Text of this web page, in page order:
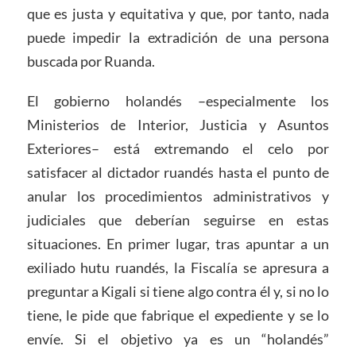
que es justa y equitativa y que, por tanto, nada
puede impedir la extradición de una persona
buscada por Ruanda.
El gobierno holandés –especialmente los
Ministerios de Interior, Justicia y Asuntos
Exteriores– está extremando el celo por
satisfacer al dictador ruandés hasta el punto de
anular los procedimientos administrativos y
judiciales que deberían seguirse en estas
situaciones. En primer lugar, tras apuntar a un
exiliado hutu ruandés, la Fiscalía se apresura a
preguntar a Kigali si tiene algo contra él y, si no lo
tiene, le pide que fabrique el expediente y se lo
envíe. Si el objetivo ya es un “holandés”